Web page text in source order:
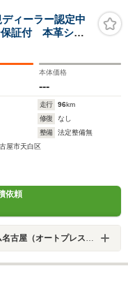
ィーラー認定中
証付 本革シー
ヒーター エア
本体価格
---
走行 96km
修復
なし
整備
法定整備無
屋市天白区
依頼
トプレステージ名古屋店）